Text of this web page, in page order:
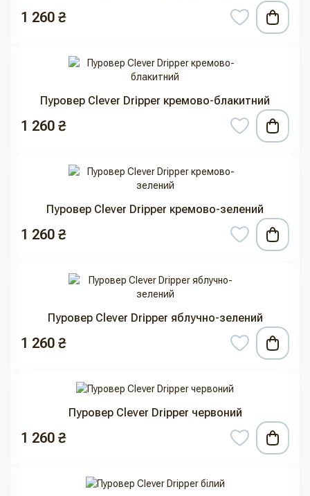
1 260 ₴
Пуровер Clever Dripper кремово-блакитний
1 260 ₴
Пуровер Clever Dripper кремово-зелений
1 260 ₴
Пуровер Clever Dripper яблучно-зелений
1 260 ₴
Пуровер Clever Dripper червоний
1 260 ₴